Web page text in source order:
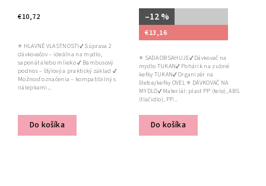
€10,72
Do košíka
⭐ HLAVNÉ VLASTNOSTI✔ Súprava 2
dávkovačov – ideálna na mydlo,
saponát alebo mlieko ✔ Bambusový
podnos – štýlový a praktický základ ✔
Možnosť označenia – kompatibilný s
nálepkami...
–12 %
€13,16
Do košíka
⭐ SADA OBSAHUJE✔ Dávkovač na
mydlo TUKAN✔ Pohárik na zubné
kefky TUKAN✔ Organizér na
štetce/kefky OVEL ⭐ DÁVKOVAČ NA
MYDLO✔ Materiál: plast PP (telo), ABS
(tlačidlo), PP...